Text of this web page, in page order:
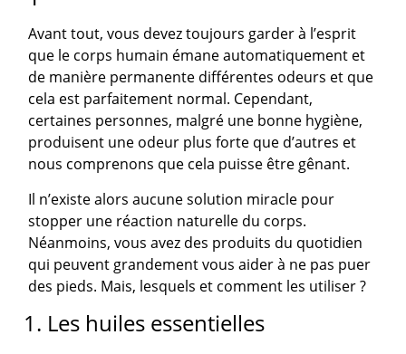
Avant tout, vous devez toujours garder à l’esprit
que le corps humain émane automatiquement et
de manière permanente différentes odeurs et que
cela est parfaitement normal. Cependant,
certaines personnes, malgré une bonne hygiène,
produisent une odeur plus forte que d’autres et
nous comprenons que cela puisse être gênant.
Il n’existe alors aucune solution miracle pour
stopper une réaction naturelle du corps.
Néanmoins, vous avez des produits du quotidien
qui peuvent grandement vous aider à ne pas puer
des pieds. Mais, lesquels et comment les utiliser ?
1. Les huiles essentielles